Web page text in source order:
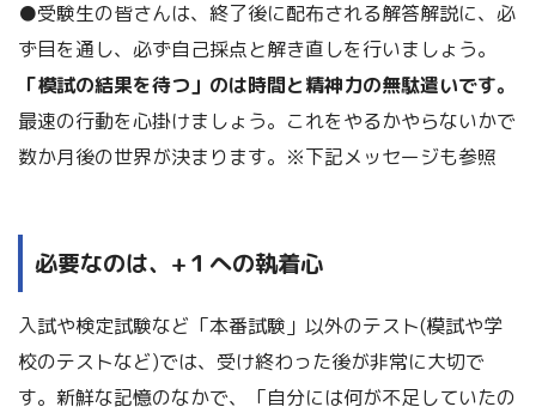
●受験生の皆さんは、終了後に配布される解答解説に、必
ず目を通し、必ず自己採点と解き直しを行いましょう。
「模試の結果を待つ」のは時間と精神力の無駄遣いです。
最速の行動を心掛けましょう。これをやるかやらないかで
数か月後の世界が決まります。※下記メッセージも参照
必要なのは、+１への執着心
入試や検定試験など「本番試験」以外のテスト(模試や学
校のテストなど)では、受け終わった後が非常に大切で
す。新鮮な記憶のなかで、「自分には何が不足していたの